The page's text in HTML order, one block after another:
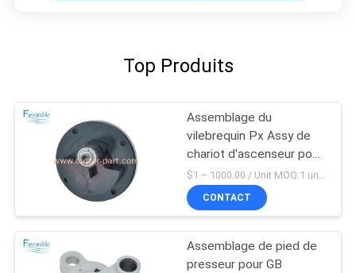
Top Produits
Assemblage du
vilebrequin Px Assy de
chariot d'ascenseur pour
Gtxl 85939001
$1 – 1000.00 / Unit MOQ:1 unité / unités ne négocient
CONTACT
Assemblage de pied de
presseur pour GB